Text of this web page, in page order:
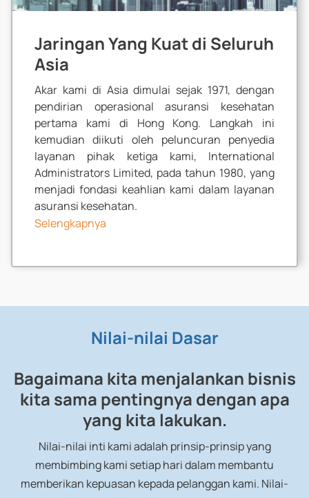
Jaringan Yang Kuat di Seluruh
Asia
Akar kami di Asia dimulai sejak 1971, dengan
pendirian operasional asuransi kesehatan
pertama kami di Hong Kong. Langkah ini
kemudian diikuti oleh peluncuran penyedia
layanan pihak ketiga kami, International
Administrators Limited, pada tahun 1980, yang
menjadi fondasi keahlian kami dalam layanan
asuransi kesehatan.
Selengkapnya
Nilai-nilai Dasar
Bagaimana kita menjalankan bisnis
kita sama pentingnya dengan apa
yang kita lakukan.
Nilai-nilai inti kami adalah prinsip-prinsip yang
membimbing kami setiap hari dalam membantu
memberikan kepuasan kepada pelanggan kami. Nilai-